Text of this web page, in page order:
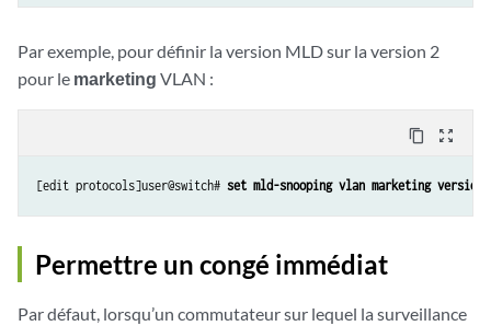
Par exemple, pour définir la version MLD sur la version 2
pour le marketing VLAN :
content_copy zoom_out_map
[edit protocols]user@switch# set mld-snooping vlan marketing version
Permettre un congé immédiat
Par défaut, lorsqu’un commutateur sur lequel la surveillance